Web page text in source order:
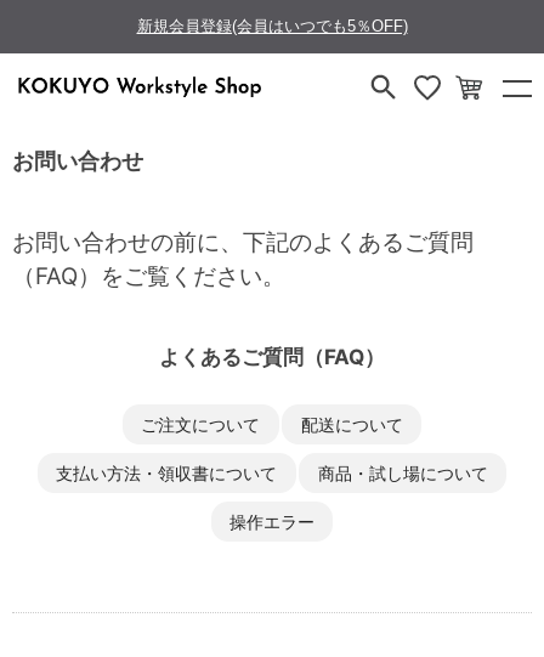
新規会員登録(会員はいつでも5％OFF)
お問い合わせ
お問い合わせの前に、下記のよくあるご質問
（FAQ）をご覧ください。
よくあるご質問（FAQ）
ご注文について 配送について
支払い方法・領収書について 商品・試し場について
操作エラー